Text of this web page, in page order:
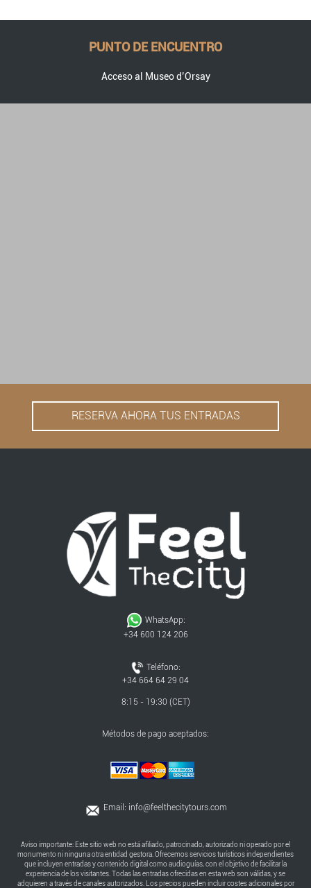
PUNTO DE ENCUENTRO
Acceso al Museo d’Orsay
RESERVA AHORA TUS ENTRADAS
WhatsApp:
+34 600 124 206
Teléfono:
+34 664 64 29 04
8:15 - 19:30 (CET)
Métodos de pago aceptados:
Email: info@feelthecitytours.com
Aviso importante: Este sitio web no está afiliado, patrocinado, autorizado ni operado por el
monumento ni ninguna otra entidad gestora. Ofrecemos servicios turísticos independientes
que incluyen entradas y contenido digital como audioguías, con el objetivo de facilitar la
experiencia de los visitantes. Todas las entradas ofrecidas en esta web son válidas, y se
adquieren a través de canales autorizados. Los precios pueden incluir costes adicionales por